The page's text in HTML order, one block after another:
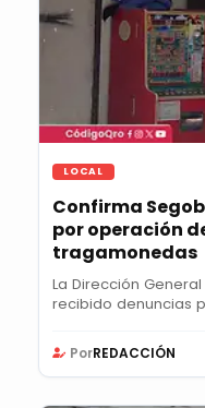
LOCAL
Confirma
por operación
tragamonedas
La Dirección
recibido denuncias
PorREDACCIÓN